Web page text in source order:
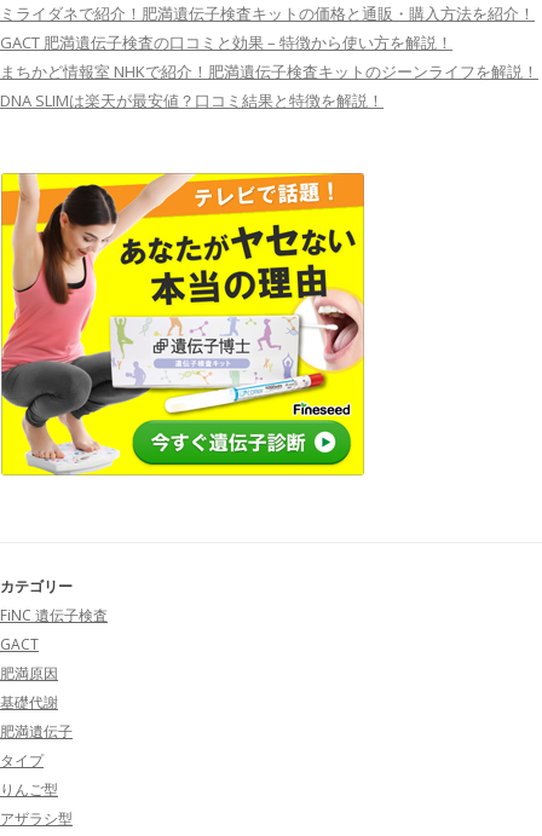
ミライダネで紹介！肥満遺伝子検査キットの価格と通販・購入方法を紹介！
GACT 肥満遺伝子検査の口コミと効果 – 特徴から使い方を解説！
まちかど情報室 NHKで紹介！肥満遺伝子検査キットのジーンライフを解説！
DNA SLIMは楽天が最安値？口コミ結果と特徴を解説！
カテゴリー
FiNC 遺伝子検査
GACT
肥満原因
基礎代謝
肥満遺伝子
タイプ
りんご型
アザラシ型